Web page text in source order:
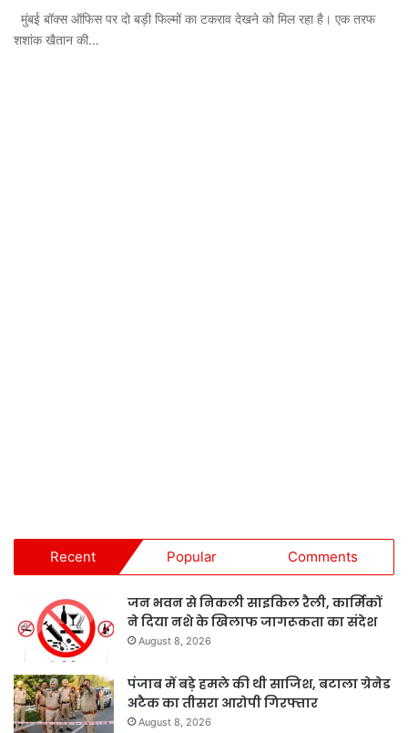
मुंबई बॉक्स ऑफिस पर दो बड़ी फिल्मों का टकराव देखने को मिल रहा है। एक तरफ
शशांक खैतान की…
Recent Popular Comments
जन भवन से निकली साइकिल रैली, कार्मिकों
ने दिया नशे के खिलाफ जागरूकता का संदेश
August 8, 2026
पंजाब में बड़े हमले की थी साजिश, बटाला ग्रेनेड
अटैक का तीसरा आरोपी गिरफ्तार
August 8, 2026